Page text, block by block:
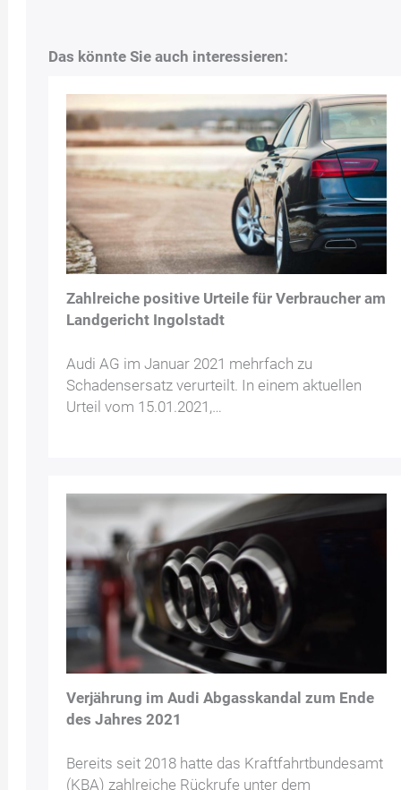
Das könnte Sie auch interessieren:
Zahlreiche positive Urteile für Verbraucher am
Landgericht Ingolstadt
Audi AG im Januar 2021 mehrfach zu
Schadensersatz verurteilt. In einem aktuellen
Urteil vom 15.01.2021,…
Verjährung im Audi Abgasskandal zum Ende
des Jahres 2021
Bereits seit 2018 hatte das Kraftfahrtbundesamt
(KBA) zahlreiche Rückrufe unter dem